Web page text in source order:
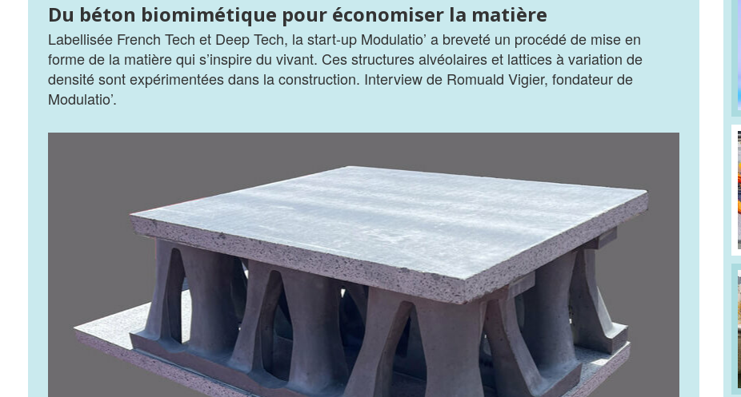
Du béton biomimétique pour économiser la matière
Labellisée French Tech et Deep Tech, la start-up Modulatio’ a breveté un procédé de mise en
forme de la matière qui s’inspire du vivant. Ces structures alvéolaires et lattices à variation de
densité sont expérimentées dans la construction. Interview de Romuald Vigier, fondateur de
Modulatio’.